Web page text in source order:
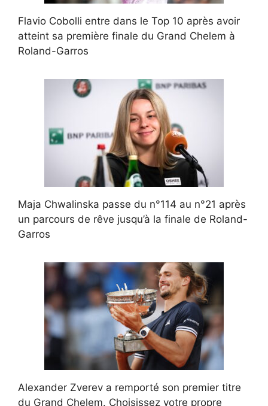
Flavio Cobolli entre dans le Top 10 après avoir
atteint sa première finale du Grand Chelem à
Roland-Garros
Maja Chwalinska passe du n°114 au n°21 après
un parcours de rêve jusqu’à la finale de Roland-
Garros
Alexander Zverev a remporté son premier titre
du Grand Chelem. Choisissez votre propre